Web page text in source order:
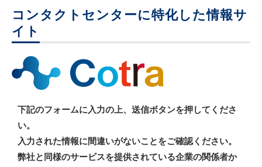
コンタクトセンターに特化した情報サ
イト
下記のフォームに入力の上、送信ボタンを押してくださ
い。
入力された情報に間違いがないことをご確認ください。
弊社と同様のサービスを提供されている企業の関係者か